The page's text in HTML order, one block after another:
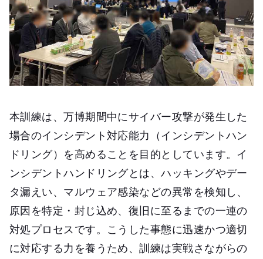
本訓練は、万博期間中にサイバー攻撃が発生した
場合のインシデント対応能力（インシデントハン
ドリング）を高めることを目的としています。イ
ンシデントハンドリングとは、ハッキングやデー
タ漏えい、マルウェア感染などの異常を検知し、
原因を特定・封じ込め、復旧に至るまでの一連の
対処プロセスです。こうした事態に迅速かつ適切
に対応する力を養うため、訓練は実戦さながらの